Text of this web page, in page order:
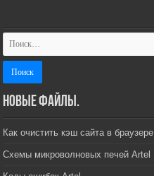
Новые файлы.
Как очистить кэш сайта в браузере
Схемы микроволновых печей Artel